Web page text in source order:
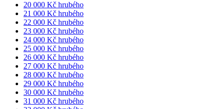
20 000 Kč hrubého
21 000 Kč hrubého
22 000 Kč hrubého
23 000 Kč hrubého
24 000 Kč hrubého
25 000 Kč hrubého
26 000 Kč hrubého
27 000 Kč hrubého
28 000 Kč hrubého
29 000 Kč hrubého
30 000 Kč hrubého
31 000 Kč hrubého